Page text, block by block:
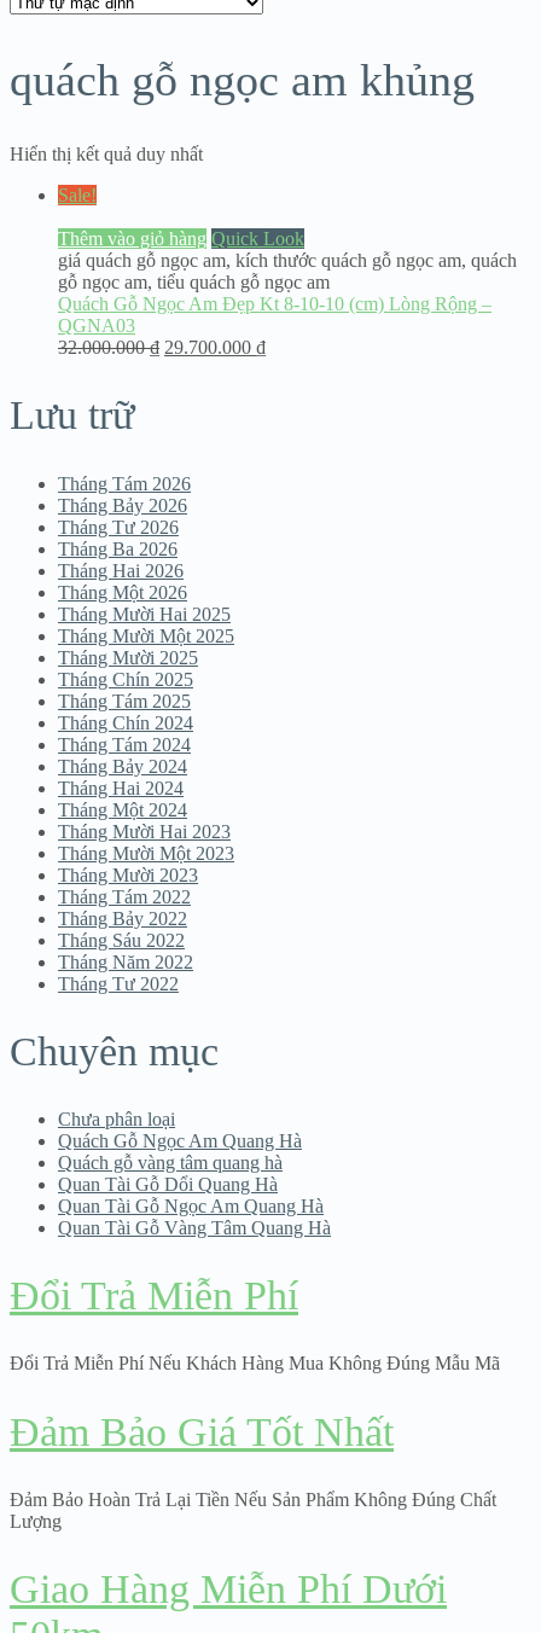
quách gỗ ngọc am khủng
Hiển thị kết quả duy nhất
Sale!
Thêm vào giỏ hàng Quick Look
giá quách gỗ ngọc am, kích thước quách gỗ ngọc am, quách
gỗ ngọc am, tiểu quách gỗ ngọc am
Quách Gỗ Ngọc Am Đẹp Kt 8-10-10 (cm) Lòng Rộng –
QGNA03
32.000.000₫ 29.700.000 ₫
Lưu trữ
Tháng Tám 2026
Tháng Bảy 2026
Tháng Tư 2026
Tháng Ba 2026
Tháng Hai 2026
Tháng Một 2026
Tháng Mười Hai 2025
Tháng Mười Một 2025
Tháng Mười 2025
Tháng Chín 2025
Tháng Tám 2025
Tháng Chín 2024
Tháng Tám 2024
Tháng Bảy 2024
Tháng Hai 2024
Tháng Một 2024
Tháng Mười Hai 2023
Tháng Mười Một 2023
Tháng Mười 2023
Tháng Tám 2022
Tháng Bảy 2022
Tháng Sáu 2022
Tháng Năm 2022
Tháng Tư 2022
Chuyên mục
Chưa phân loại
Quách Gỗ Ngọc Am Quang Hà
Quách gỗ vàng tâm quang hà
Quan Tài Gỗ Dổi Quang Hà
Quan Tài Gỗ Ngọc Am Quang Hà
Quan Tài Gỗ Vàng Tâm Quang Hà
Đổi Trả Miễn Phí
Đổi Trả Miễn Phí Nếu Khách Hàng Mua Không Đúng Mẫu Mã
Đảm Bảo Giá Tốt Nhất
Đảm Bảo Hoàn Trả Lại Tiền Nếu Sản Phẩm Không Đúng Chất
Lượng
Giao Hàng Miễn Phí Dưới